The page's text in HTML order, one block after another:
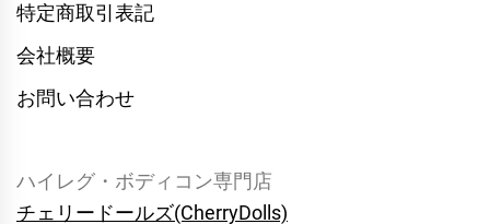
特定商取引表記
会社概要
お問い合わせ
ハイレグ・ボディコン専門店
チェリードールズ(CherryDolls)